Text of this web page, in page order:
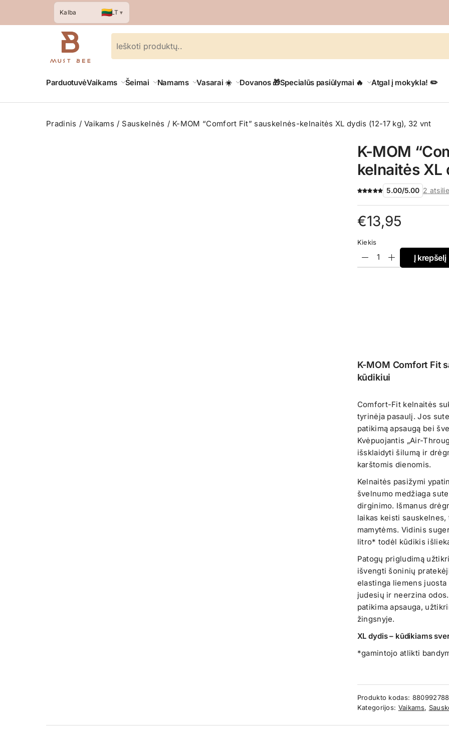
Kalba 🇱🇹LT ▼
ParduotuvėVaikams Šeimai Namams Vasarai ☀️ Dovanos 🎁Specialūs pasiūlymai 🔥 Atgal į mokykla! ✏️
Pradinis Vaikams Sauskelnės K-MOM “Comfort Fit” sauskelnės-kelnaitės XL dydis (12-17 kg), 32 vnt
K-MOM
kelnaitės XL
5.00/5.00 2
€13,95
Kiekis
Į krepšelį
K-MOM Comfort Fit
kūdikiui
Comfort-Fit kelnaitės
tyrinėja pasaulį. Jos
patikimą apsaugą bei
Kvėpuojantis „Air-
išsklaidyti šilumą ir
karštomis dienomis.
Kelnaitės pasižymi
švelnumo medžiaga
dirginimo. Išmanus
laikas keisti
mamytėms. Vidinis
litro* todėl kūdikis
Patogų prigludimą
išvengti šoninių
elastinga liemens
judesių ir neerzina
patikima apsauga,
žingsnyje.
XL dydis – kūdikiams
*gamintojo atlikti
Produkto kodas:
Kategorijos: Vaikams,